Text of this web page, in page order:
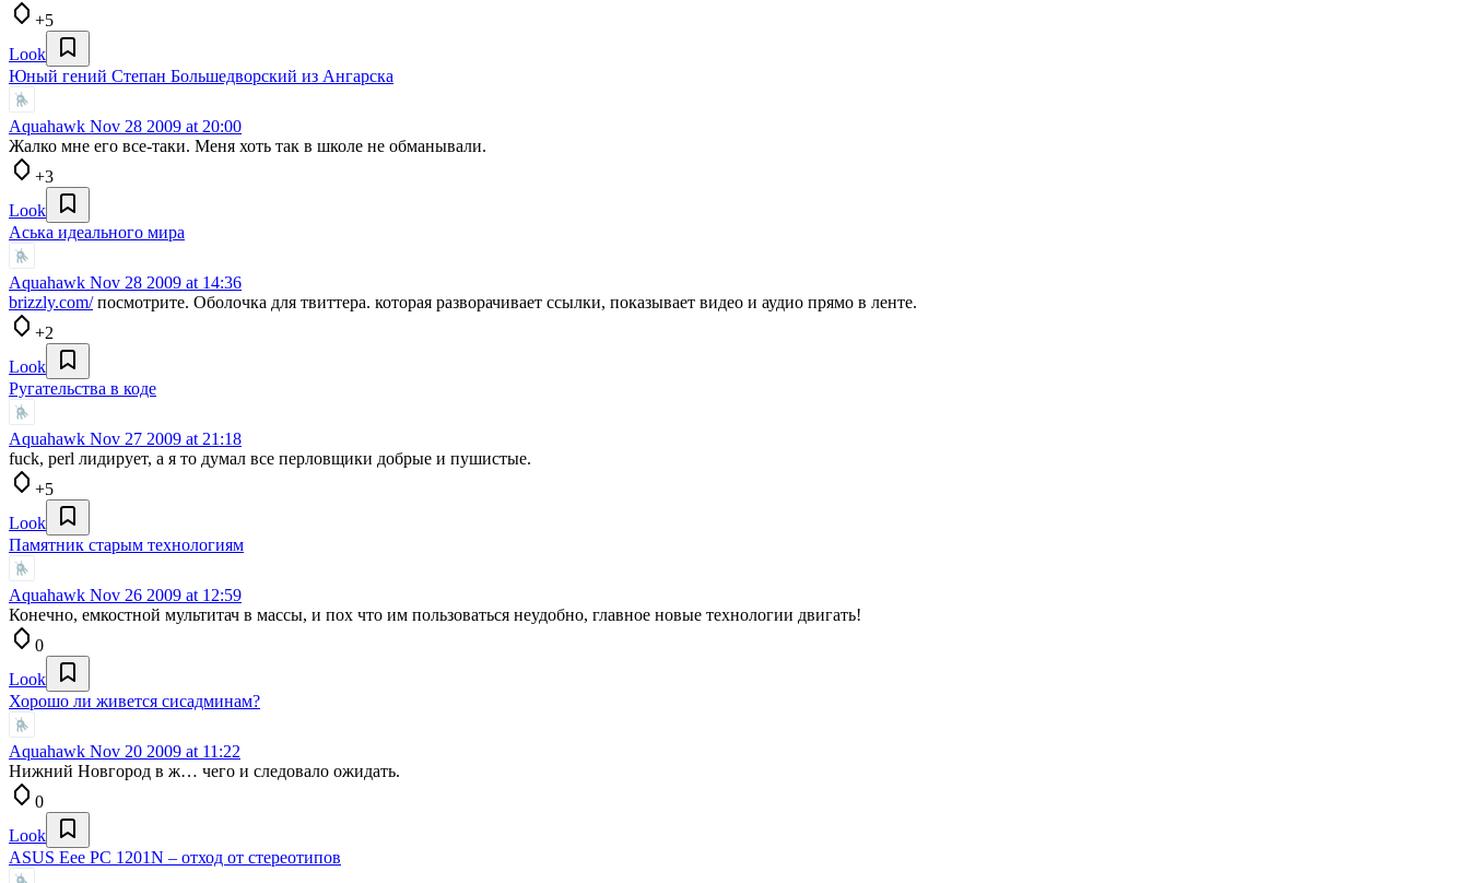
+5
Look
Юный гений Степан Большедворский из Ангарска
Aquahawk Nov 28 2009 at 20:00
Жалко мне его все-таки. Меня хоть так в школе не обманывали.
+3
Look
Аська идеального мира
Aquahawk Nov 28 2009 at 14:36
brizzly.com/посмотрите. Оболочка для твиттера. которая разворачивает ссылки, показывает видео и аудио прямо в ленте.
+2
Look
Ругательства в коде
Aquahawk Nov 27 2009 at 21:18
fuck, perl лидирует, а я то думал все перловщики добрые и пушистые.
+5
Look
Памятник старым технологиям
Aquahawk Nov 26 2009 at 12:59
Конечно, емкостной мультитач в массы, и пох что им пользоваться неудобно, главное новые технологии двигать!
0
Look
Хорошо ли живется сисадминам?
Aquahawk Nov 20 2009 at 11:22
Нижний Новгород в ж… чего и следовало ожидать.
0
Look
ASUS Eee PC 1201N – отход от стереотипов